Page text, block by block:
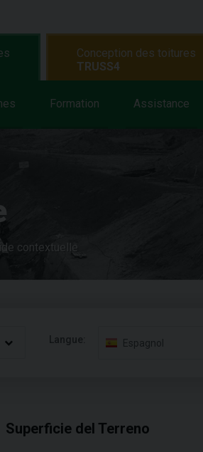
Formation Assistance
Conception des toitures
TRUSS4
contextuelle
Langue: Espagnol
Superficie del Terreno